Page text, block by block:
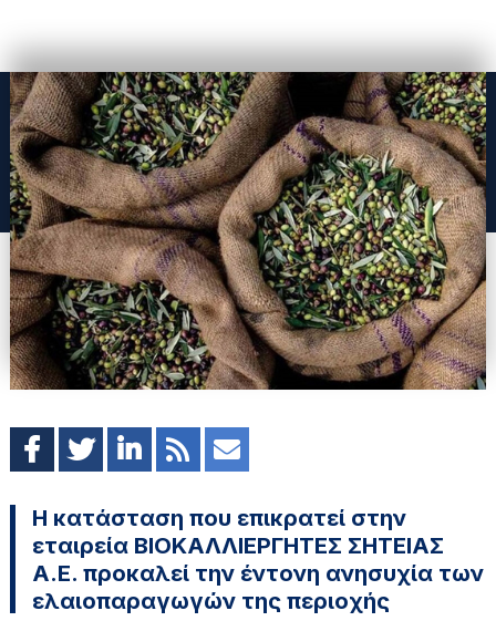
Η κατάσταση που επικρατεί στην
εταιρεία ΒΙΟΚΑΛΛΙΕΡΓΗΤΕΣ ΣΗΤΕΙΑΣ
Α.Ε. προκαλεί την έντονη ανησυχία των
ελαιοπαραγωγών της περιοχής